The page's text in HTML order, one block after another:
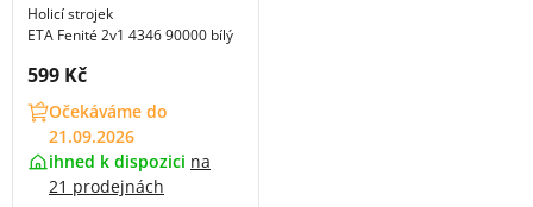
Holicí strojek
ETA Fenité 2v1 4346 90000 bílý
Cena s DPH:
599 Kč
Očekáváme do
21.09.2026
ihned k dispozici na
21 prodejnách